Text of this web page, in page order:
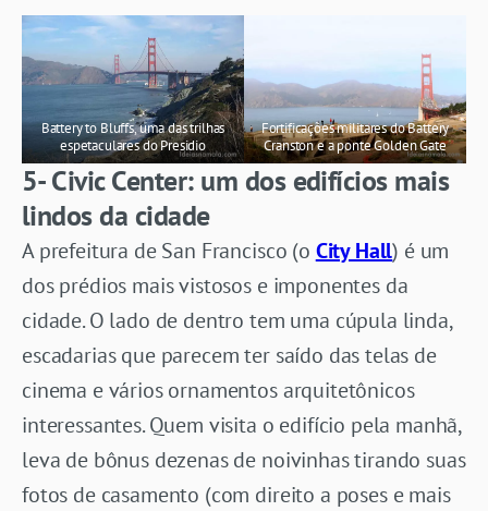
Battery to Bluffs, uma das trilhas
espetaculares do Presidio
Fortificações militares do Battery
Cranston e a ponte Golden Gate
5- Civic Center: um dos edifícios mais
lindos da cidade
A prefeitura de San Francisco (o City Hall) é um
dos prédios mais vistosos e imponentes da
cidade. O lado de dentro tem uma cúpula linda,
escadarias que parecem ter saído das telas de
cinema e vários ornamentos arquitetônicos
interessantes. Quem visita o edifício pela manhã,
leva de bônus dezenas de noivinhas tirando suas
fotos de casamento (com direito a poses e mais